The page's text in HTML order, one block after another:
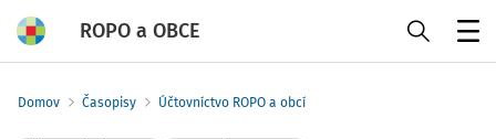
ROPO a OBCE
Domov Časopisy Účtovníctvo ROPO a obcí